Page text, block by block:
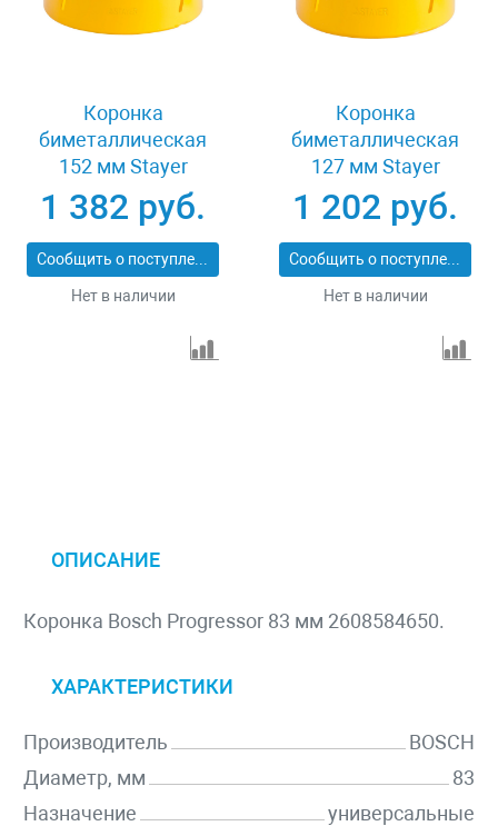
Коронка
биметаллическая
152 мм Stayer
PROFESSIONAL
29547-152
1 382 руб.
Сообщить о поступлении
Нет в наличии
Коронка
биметаллическая
127 мм Stayer
PROFESSIONAL
29547-127
1 202 руб.
Сообщить о поступлении
Нет в наличии
ОПИСАНИЕ
Коронка Bosch Progressor 83 мм 2608584650.
ХАРАКТЕРИСТИКИ
Производитель
BOSCH
Диаметр, мм
83
Назначение
универсальные